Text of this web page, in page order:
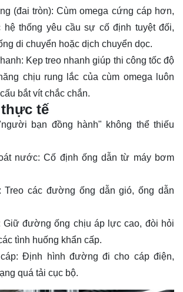
(đai tròn): Cùm omega cứng cáp hơn,
thống yêu cầu sự cố định tuyệt đối,
di chuyển hoặc dịch chuyển dọc.
Kẹp treo nhanh giúp thi công tốc độ
chịu rung lắc của cùm omega luôn
bắt vít chắc chắn.
tế
bạn đồng hành" không thể thiếu
nước: Cố định ống dẫn từ máy bơm
Treo các đường ống dẫn gió, ống dẫn
Giữ đường ống chịu áp lực cao, đòi hỏi
tình huống khẩn cấp.
Định hình đường đi cho cáp điện,
quá tải cục bộ.